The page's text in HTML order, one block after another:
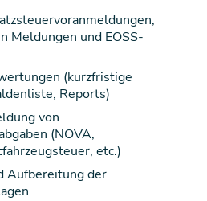
Meldungen und EOSS-
(kurzfristige
Reports)
von
(NOVA,
etc.)
Aufbereitung der